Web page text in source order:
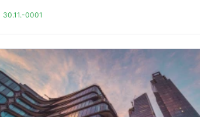
30.11.-0001